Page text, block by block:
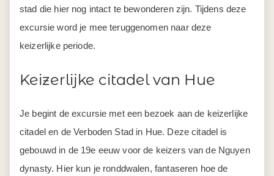
stad die hier nog intact te bewonderen zijn. Tijdens deze
excursie word je mee teruggenomen naar deze
keizerlijke periode.
Keizerlijke citadel van Hue
Je begint de excursie met een bezoek aan de keizerlijke
citadel en de Verboden Stad in Hue. Deze citadel is
gebouwd in de 19e eeuw voor de keizers van de Nguyen
dynasty. Hier kun je ronddwalen, fantaseren hoe de